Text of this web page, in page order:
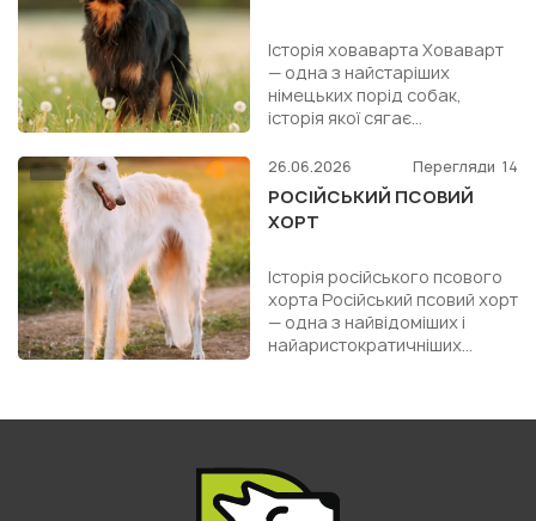
Історія ховаварта Ховаварт
— одна з найстаріших
німецьких порід собак,
історія якої сягає
про цих собак датуються ще
XIII ...
26.06.2026 Перегляди 14
РОСІЙСЬКИЙ ПСОВИЙ
ХОРТ
Історія російського псового
хорта Російський псовий хорт
— одна з найвідоміших і
найаристократичніших